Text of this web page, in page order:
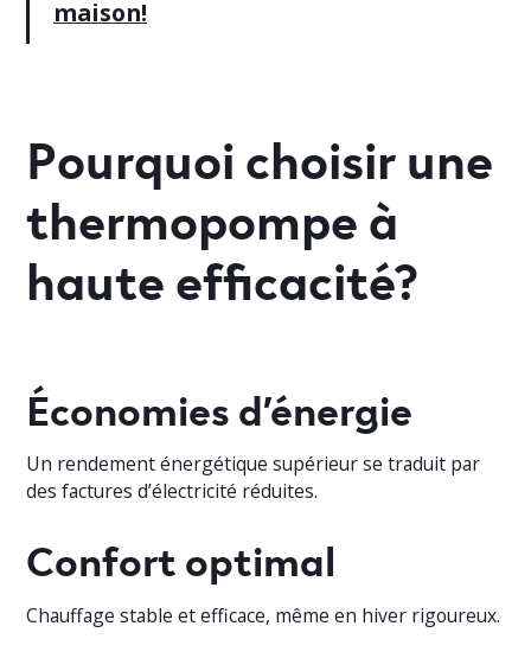
maison!
Pourquoi choisir une
thermopompe à
haute efficacité?
Économies d’énergie
Un rendement énergétique supérieur se traduit par
des factures d’électricité réduites.
Confort optimal
Chauffage stable et efficace, même en hiver rigoureux.